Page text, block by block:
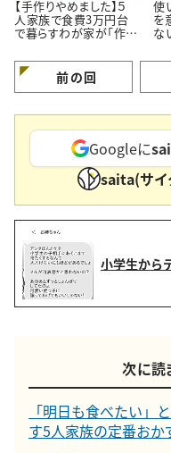
【手作りやめました】５
人家族で食費3万円台
で暮らすわが家が「作ら
3つ」
使
を
な
前の回
Googleに
saita(サイ
小学生から
次に読
「明日も食べたい」
す5人家族の定番おか